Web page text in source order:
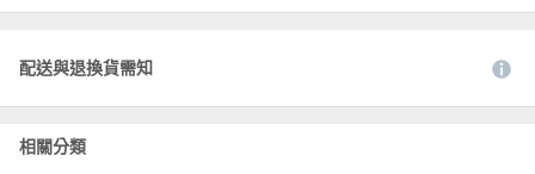
配送與退換貨需知
相關分類